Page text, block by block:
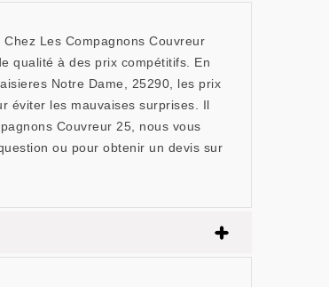
Les Compagnons Couvreur
qualité à des prix compétitifs. En
Notre Dame, 25290, les prix
éviter les mauvaises surprises. Il
Couvreur 25, nous vous
ou pour obtenir un devis sur